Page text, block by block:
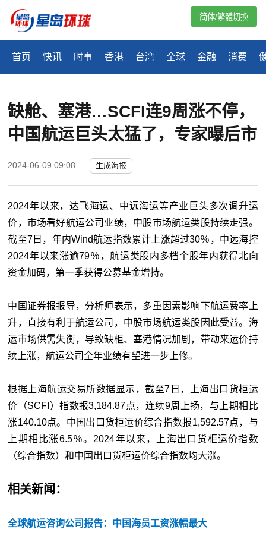
首页 快讯 时事 香港 台湾 全球 金融 消费
简体/繁體切換
缺舱、塞港…SCFI连9周涨不停，
中国航运巨头太猛了，专家曝后市
2024-06-09 09:08 生成海报
2024年以来，达飞海运、中远海运等产业巨头多次调升运
价，市场看好航运公司业绩，中股市场航运类股持续走强。
截至7日，年内Wind航运指数累计上涨超过30％，中远海控
2024年以来涨逾79％，航运类股内多档个股年内获得北向
资金加码，第一季获得公募基金增持。
中国证券报报导，分析师表示，多重因素影响下航运费率上
升，直接有利于航运公司，中股市场航运类股因此受益。海
运市场供需失衡，导致缺柜、塞港情况加剧，带动来运价持
续上涨，航运公司全年业绩有望进一步上修。
根据上海航运交易所数据显示，截至7日，上海出口货柜运
价（SCFI）指数报3,184.87点，连续9周上扬，与上期相比
涨140.10点。中国出口货柜运价综合指数报1,592.57点，与
上期相比涨6.5％。2024年以来，上海出口货柜运价指数
（综合指数）和中国出口货柜运价综合指数均大涨。
相关新闻：
全球航运咨询公司报告：中国海员工资涨幅最大